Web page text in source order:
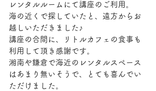
レンタルルームにて講座のご利用。
海の近くで探していたと、遠方からお
越しいただきました♪
講座の合間に、リトルカフェの食事も
利用して頂き感謝です。
湘南や鎌倉で海近のレンタルスペース
はあまり無いそうで、とても喜んでい
ただけました。